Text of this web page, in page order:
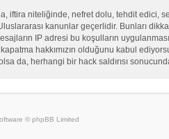
iftira niteliğinde, nefret dolu, tehdit edici,
kanunlar geçerlidir. Bunları
IP adresi bu koşulların
hakkımızın olduğunu kabul
da, herhangi bir hack saldırısı
© phpBB Limited